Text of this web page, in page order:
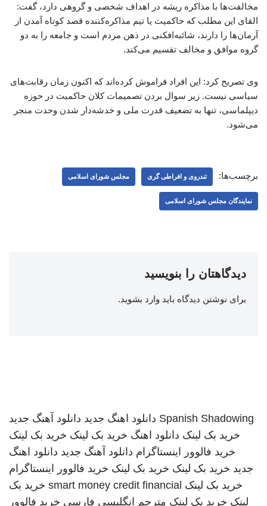
مخالفت‌ها با مذاکره ریشه در اهداف شخصی و گروهی دارد، گفت:
القای این مطلب که حاکمیت یا تیم مذاکره‌کننده قصد کوتاه آمدن از
آرمان‌ها را دارند، شائبه‌افکنی در ذهن مردم است و جامعه را به دو
گروه موافق و مخالف تقسیم می‌کند.
وی تصریح کرد: این افراد فراموش کرده‌اند که اکنون زمان رقابت‌های
سیاسی نیست. زیر سوال بردن تصمیمات کلان حاکمیت در حوزه
دیپلماسی، تنها به تضعیف قدرت ملی و خدشه‌دار شدن وحدت منجر
می‌شود.
برچسب‌ها: تندروی و افراطی گری مجلس شورای اسلامی
نمایندگان مجلس شورای اسلامی
دیدگاهتان را بنویسید
برای نوشتن دیدگاه باید وارد بشوید.
Spanish Shadowing دانلود اهنگ جدید دانلود آهنگ جدید
خرید بک لینک دانلود اهنگ خرید بک لینک خرید بک لینک
خرید فالوور اینستاگرام دانلود آهنگ جدید دانلود اهنگ
جدید خرید بک لینک خرید بک لینک خرید فالوور اینستاگرام
خرید بک لینک smart money credit financial خرید بک
لینک خرید بک لینک مترجم انگلیسی فارسی خرید فالوور